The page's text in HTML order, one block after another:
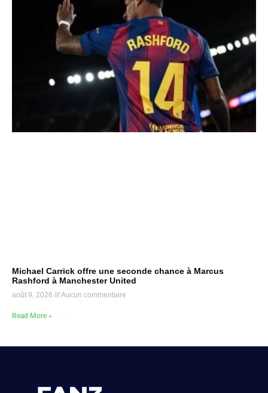
Michael Carrick offre une seconde chance à Marcus
Rashford à Manchester United
août 9, 2026 Aucun commentaire
Read More »